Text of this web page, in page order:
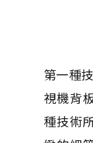
第一種
視機背
種技術